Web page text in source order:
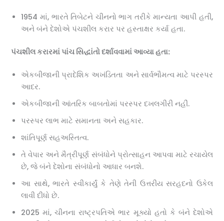
1954 માં, ભારતે તિબેટને ચીનનો ભાગ તરીકે માન્યતા આપી હતી,
અને બંને દેશોએ પંચશીલ કરાર પર હસ્તાક્ષર કર્યા હતા.
પંચશીલ કરારમાં પાંચ સિદ્ધાંતો દર્શાવવામાં આવ્યા હતા:
એકબીજાની પ્રાદેશિક અખંડિતતા અને સાર્વભૌમત્વ માટે પરસ્પર
આદર.
એકબીજાની આંતરિક બાબતોમાં પરસ્પર દખલગીરી નહીં.
પરસ્પર લાભ માટે સમાનતા અને સહકાર.
શાંતિપૂર્ણ સહઅસ્તિત્વ.
તે વેપાર અને મૈત્રીપૂર્ણ સંબંધોને પ્રોત્સાહન આપવા માટે રચાયેલ
છે, જે બંને દેશોના સંબંધોનો આધાર બનશે.
આ સાથે, ભારતે સ્વીકાર્યું કે તેણે તેની ઉત્તરીય સરહદનો ઉકેલ
લાવી દીધો છે.
2025 માં, ચીનના રાષ્ટ્રપતિએ ભાર મૂક્યો હતો કે બંને દેશોએ